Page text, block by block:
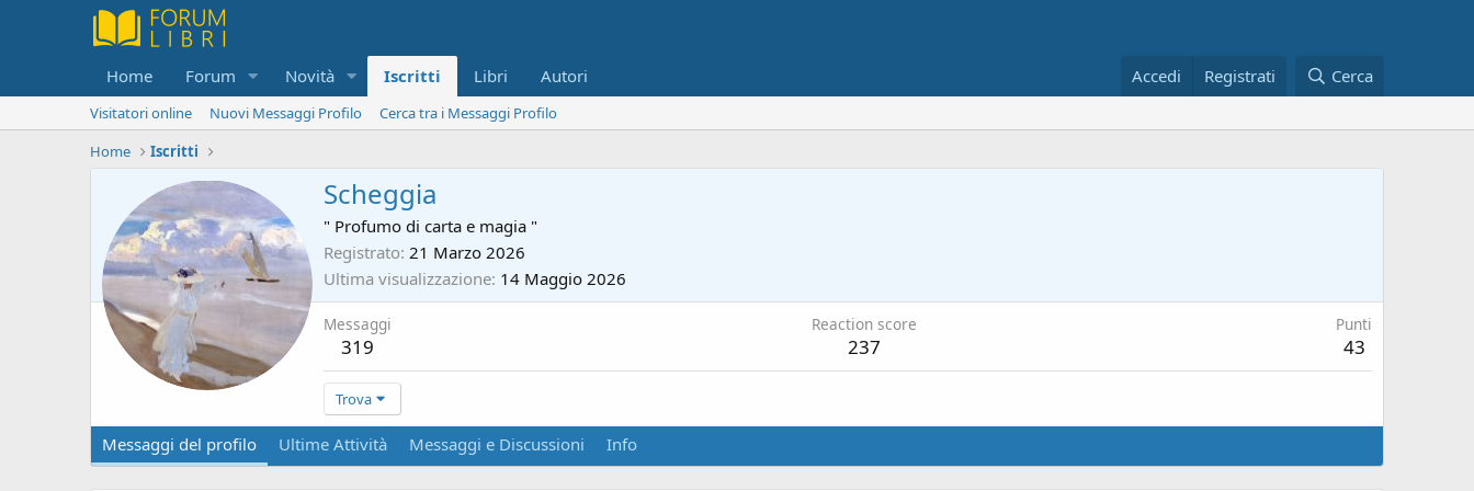
Home Forum Novità Iscritti Libri Autori Accedi Registrati Cerca
Visitatori online Nuovi Messaggi Profilo
Cerca tra i Messaggi Profilo
Home
Iscritti
Scheggia
" Profumo di carta e magia "
Registrato 21 Marzo 2026
Ultima visualizzazione 14 Maggio 2026
Messaggi
319
Reaction score
237
Punti
43
Trova
Messaggi del profilo Ultime Attività Messaggi e Discussioni Info